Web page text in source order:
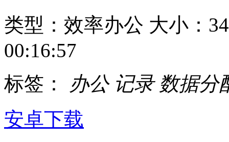
类型：效率办公 大小：
00:16:57
标签：
办公 记录 数据分
安卓下载